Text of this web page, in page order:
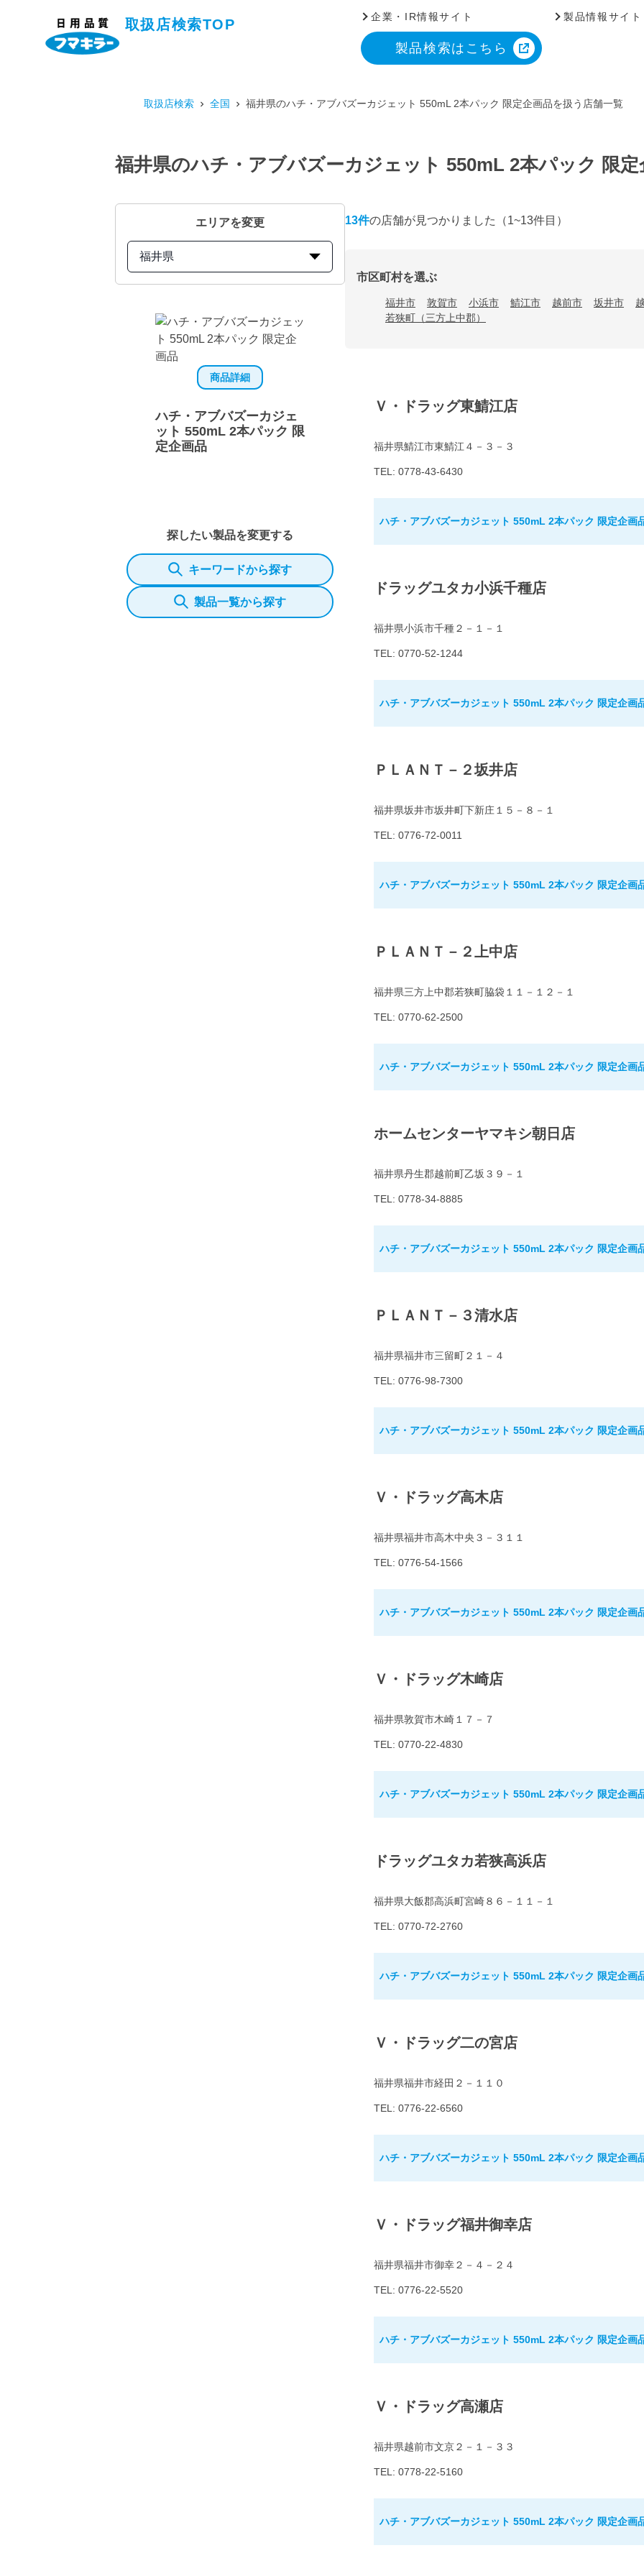
取扱店検索TOP
企業・IR情報サイト 製品情報サイト
製品検索はこちら
取扱店検索 全国 福井県のハチ・アブバズーカジェット 550mL 2本パック 限定企画品を扱う店舗一覧
福井県のハチ・アブバズーカジェット 550mL 2本パック 限
エリアを変更
福井県
商品詳細
ハチ・アブバズーカジェ
ット 550mL 2本パック 限
定企画品
探したい製品を変更する
キーワードから探す
製品一覧から探す
13件の店舗が見つかりました （1~13件目）
市区町村を選ぶ
福井市 敦賀市 小浜市 鯖江市 越前市 坂井市
若狭町（三方上中郡）
Ｖ・ドラッグ東鯖江店
福井県鯖江市東鯖江４－３－３
TEL: 0778-43-6430
ハチ・アブバズーカジェット 550mL 2本パック 限定企画
ドラッグユタカ小浜千種店
福井県小浜市千種２－１－１
TEL: 0770-52-1244
ハチ・アブバズーカジェット 550mL 2本パック 限定企画
ＰＬＡＮＴ－２坂井店
福井県坂井市坂井町下新庄１５－８－１
TEL: 0776-72-0011
ハチ・アブバズーカジェット 550mL 2本パック 限定企画
ＰＬＡＮＴ－２上中店
福井県三方上中郡若狭町脇袋１１－１２－１
TEL: 0770-62-2500
ハチ・アブバズーカジェット 550mL 2本パック 限定企画
ホームセンターヤマキシ朝日店
福井県丹生郡越前町乙坂３９－１
TEL: 0778-34-8885
ハチ・アブバズーカジェット 550mL 2本パック 限定企画
ＰＬＡＮＴ－３清水店
福井県福井市三留町２１－４
TEL: 0776-98-7300
ハチ・アブバズーカジェット 550mL 2本パック 限定企画
Ｖ・ドラッグ高木店
福井県福井市高木中央３－３１１
TEL: 0776-54-1566
ハチ・アブバズーカジェット 550mL 2本パック 限定企画
Ｖ・ドラッグ木崎店
福井県敦賀市木崎１７－７
TEL: 0770-22-4830
ハチ・アブバズーカジェット 550mL 2本パック 限定企画
ドラッグユタカ若狭高浜店
福井県大飯郡高浜町宮崎８６－１１－１
TEL: 0770-72-2760
ハチ・アブバズーカジェット 550mL 2本パック 限定企画
Ｖ・ドラッグ二の宮店
福井県福井市経田２－１１０
TEL: 0776-22-6560
ハチ・アブバズーカジェット 550mL 2本パック 限定企画
Ｖ・ドラッグ福井御幸店
福井県福井市御幸２－４－２４
TEL: 0776-22-5520
ハチ・アブバズーカジェット 550mL 2本パック 限定企画
Ｖ・ドラッグ高瀬店
福井県越前市文京２－１－３３
TEL: 0778-22-5160
ハチ・アブバズーカジェット 550mL 2本パック 限定企画